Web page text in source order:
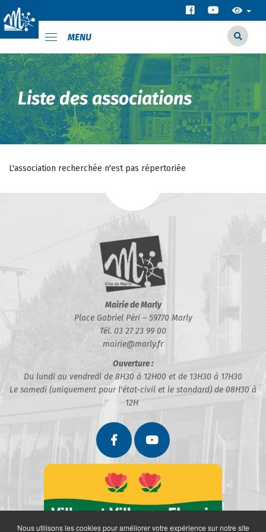
MENU
Liste des associations
L'association recherchée n'est pas répertoriée
Mairie de Marly
Place Gabriel Péri – 59770 Marly
Tél. 03 27 23 99 00
mairie@marly.fr
Ouverture :
Du lundi au vendredi de 8H30 à 12H00 et de 13H30 à 17H30
Le samedi (uniquement pour l'état-civil et le standard) de 08H30 à
12H
Nous utilisons les cookies pour améliorer votre expérience sur notre site